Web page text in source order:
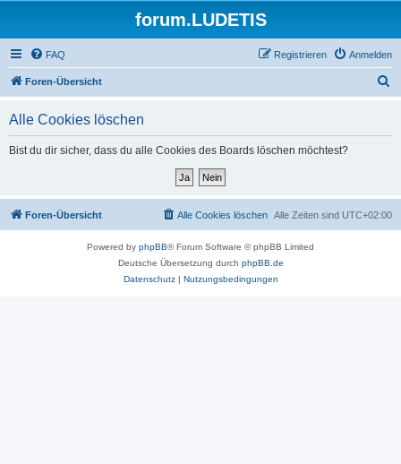
forum.LUDETIS
FAQ Anmelden
Registrieren
Foren-Übersicht
Alle Cookies löschen
Bist du dir sicher, dass du alle Cookies des Boards löschen möchtest?
Foren-Übersicht Alle Zeiten sind UTC+02:00
Alle Cookies löschen
Powered by phpBB® Forum Software © phpBB Limited
Deutsche Übersetzung durch phpBB.de
Datenschutz| Nutzungsbedingungen